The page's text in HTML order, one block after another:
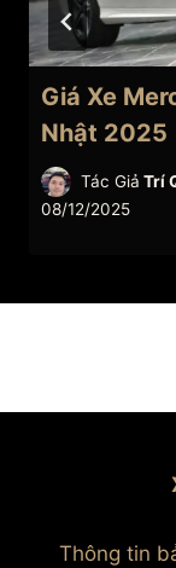
Giá Xe
Nhật 2025
Tác Giả Trí
08/12/2025
Thông tin